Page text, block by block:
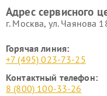
Адрес сервисного
г. Москва, ул. Чаянова
Горячая линия:
+7 (495) 023-73-25
Контактный телефон:
8 (800) 100-33-26